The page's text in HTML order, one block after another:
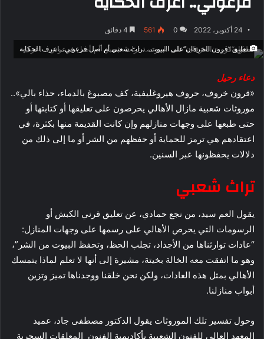
24 أكتوبر، 2022 0
561
تعليق “قرون الخرفان”على البيوت.. تراث شعبي أم أصل فرعوني.. اعرف الحكاية
دعاء رحيل
«قرون خروف، حروف هيروغليفية، كف مصبوغ بالدماء، حذاء بالي»..
موروثات شعبية مازال الأهالي يحرصون على تعليقها أو كتابتها أو
حتى طبعها على وجهات منازلهم وإن كانت القديمة منها بكثرة، في
اعتقادهم هي ترمز للحماية أو حفظهم من الشر أو ما إلى ذلك من
دلالات يحفظونها عبر السنين.
تراث شعبي
يقول العم سيد، من نجع حمادي، عن تعليق قرني الكبش أو
الرسومات التي يحرص الأهالي على رسمها على وجهات المنازل:
“عادات توارثناها من الأجداد، تجلب الحظ، وتحفظ البيوت من الشر”،
وهو ما اتفقت معه الخالة بخيتة، مشيرة إلى أنها لا تعلم لماذا يتمسك
الأهالي بمثل هذه العادات، ولكن نحن خلقنا ووجدناها تميز وتزين
أبواب منازلنا.
وحول تفسير تلك الموروثات يقول الدكتور مصطفى جاد، عميد
المعهد العالي للفنون الشعبية بأكاديمية الفنون المعلقات السحرية